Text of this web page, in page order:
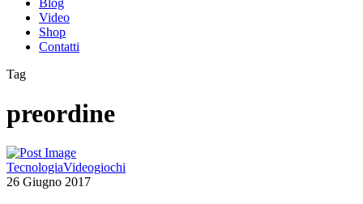
Video
Shop
Contatti
Tag
preordine
TecnologiaVideogiochi
26 Giugno 2017